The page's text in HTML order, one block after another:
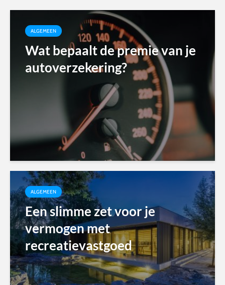
ALGEMEEN
Wat bepaalt de premie van je
autoverzekering?
ALGEMEEN
Een slimme zet voor je
vermogen met
recreatievastgoed